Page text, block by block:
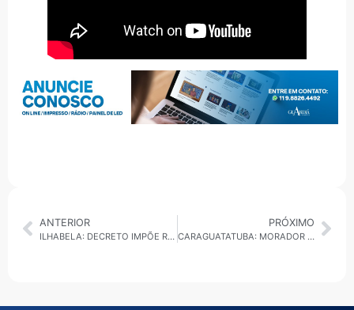
ANTERIOR
ILHABELA: DECRETO IMPÕE RESTRIÇÕES DE USO AO PÍER DA VILA DURANTE TEMPORADA DE CRUZEIROS
PRÓXIMO
CARAGUATATUBA: MORADOR DE RUA É ATROPELADO POR ÔNIBUS NO BAIRRO SUMARÉ